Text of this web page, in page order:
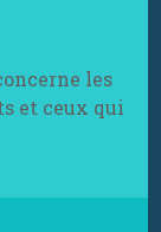
les
et ceux qui